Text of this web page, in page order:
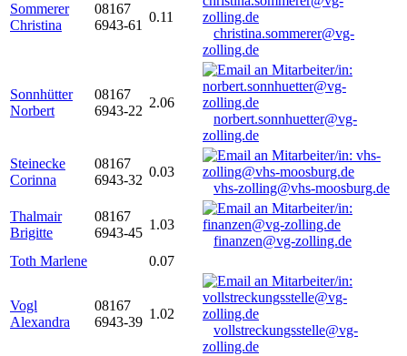
Sommerer
Christina
08167
6943-61
0.11
christina.sommerer@vg-
zolling.de
Sonnhütter
Norbert
08167
6943-22
2.06
norbert.sonnhuetter@vg-
zolling.de
Steinecke
Corinna
08167
6943-32
0.03
vhs-zolling@vhs-moosburg.de
Thalmair
Brigitte
08167
6943-45
1.03
finanzen@vg-zolling.de
Toth Marlene
0.07
Vogl
Alexandra
08167
6943-39
1.02
vollstreckungsstelle@vg-
zolling.de